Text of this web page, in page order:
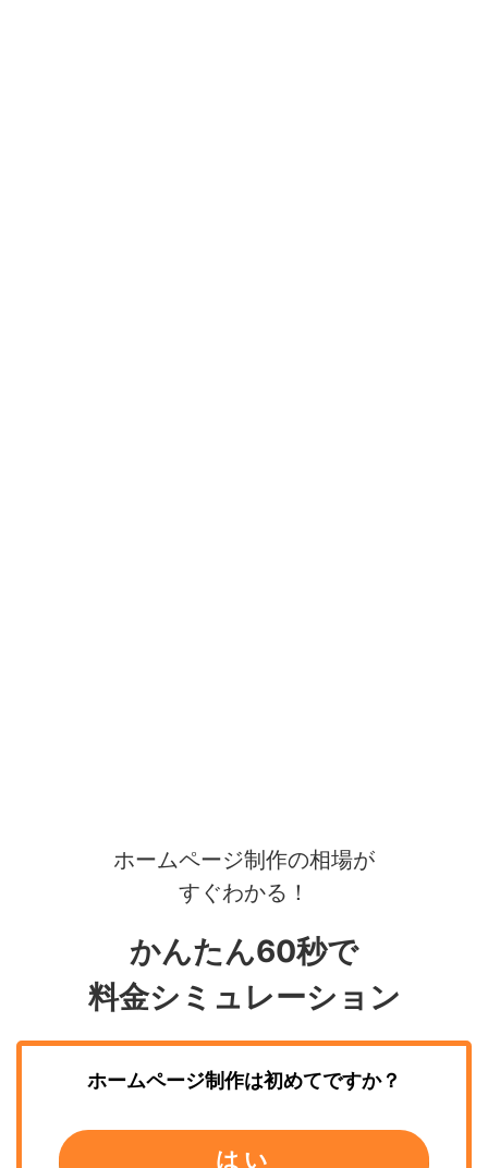
ホームページ制作の相場が
すぐわかる！
かんたん60秒で
料金シミュレーション
ホームページ制作は初めてですか？
はい